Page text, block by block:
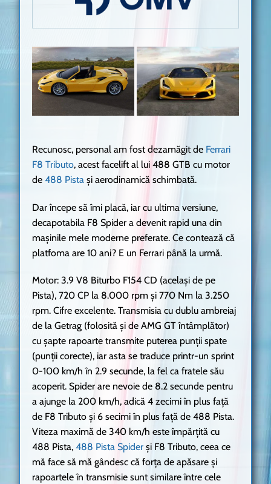
Recunosc, personal am fost dezamăgit de Ferrari
F8 Tributo, acest facelift al lui 488 GTB cu motor
de 488 Pista și aerodinamică schimbată.
Dar începe să îmi placă, iar cu ultima versiune,
decapotabila F8 Spider a devenit rapid una din
mașinile mele moderne preferate. Ce contează că
platfoma are 10 ani? E un Ferrari până la urmă.
Motor: 3.9 V8 Biturbo F154 CD (același de pe
Pista), 720 CP la 8.000 rpm și 770 Nm la 3.250
rpm. Cifre excelente. Transmisia cu dublu ambreiaj
de la Getrag (folosită și de AMG GT întâmplător)
cu șapte rapoarte transmite puterea punții spate
(punții corecte), iar asta se traduce printr-un sprint
0-100 km/h în 2.9 secunde, la fel ca fratele său
acoperit. Spider are nevoie de 8.2 secunde pentru
a ajunge la 200 km/h, adică 4 zecimi în plus față
de F8 Tributo și 6 secimi în plus față de 488 Pista.
Viteza maximă de 340 km/h este împărțită cu
488 Pista, 488 Pista Spiderși F8 Tributo, ceea ce
mă face să mă gândesc că forța de apăsare și
rapoartele în transmisie sunt similare între cele